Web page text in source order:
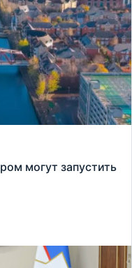
могут запустить